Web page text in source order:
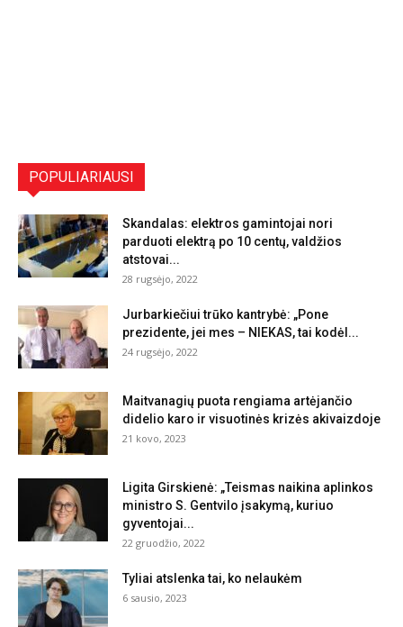
POPULIARIAUSI
Skandalas: elektros gamintojai nori
parduoti elektrą po 10 centų, valdžios
atstovai...
28 rugsėjo, 2022
Jurbarkiečiui trūko kantrybė: „Pone
prezidente, jei mes – NIEKAS, tai kodėl...
24 rugsėjo, 2022
Maitvanagių puota rengiama artėjančio
didelio karo ir visuotinės krizės akivaizdoje
21 kovo, 2023
Ligita Girskienė: „Teismas naikina aplinkos
ministro S. Gentvilo įsakymą, kuriuo
gyventojai...
22 gruodžio, 2022
Tyliai atslenka tai, ko nelaukėm
6 sausio, 2023